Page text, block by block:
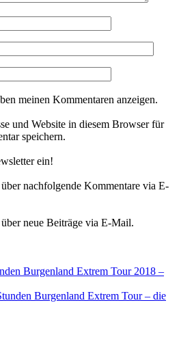
meinen Kommentaren anzeigen.
und Website in diesem Browser für
speichern.
ein!
nachfolgende Kommentare via E-
neue Beiträge via E-Mail.
Burgenland Extrem Tour 2018 –
Burgenland Extrem Tour – die